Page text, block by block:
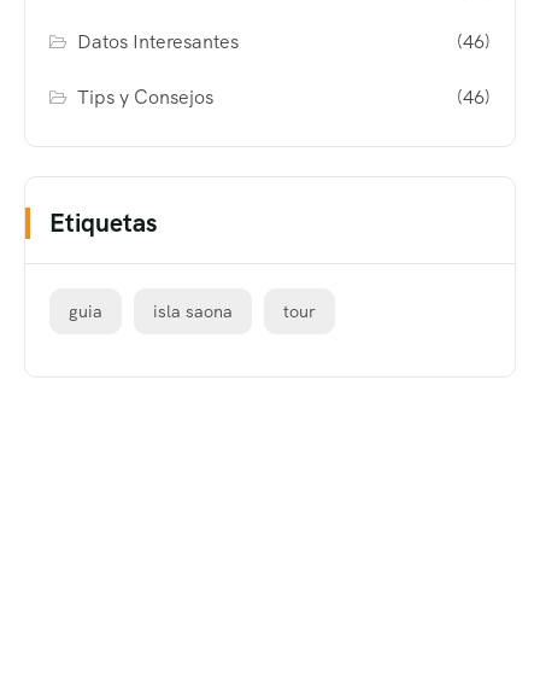
Datos Interesantes (46)
Tips y Consejos (46)
Etiquetas
guia isla saona tour